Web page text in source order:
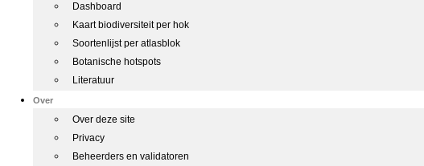
Dashboard
Kaart biodiversiteit per hok
Soortenlijst per atlasblok
Botanische hotspots
Literatuur
Over
Over deze site
Privacy
Beheerders en validatoren